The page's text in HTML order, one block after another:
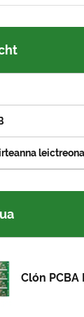
Clón PCBA